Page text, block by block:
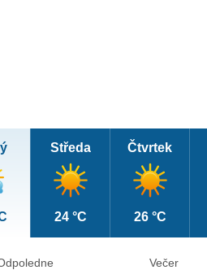
Středa
24 °C
Čtvrtek
26 °C
Večer